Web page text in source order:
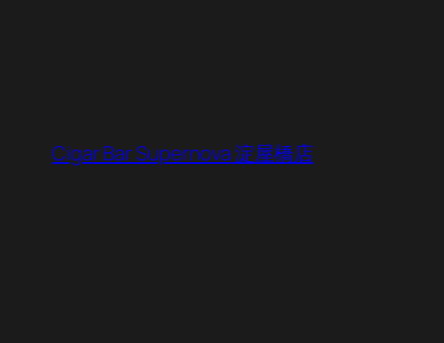
Cigar Bar Supernova 淀屋橋店